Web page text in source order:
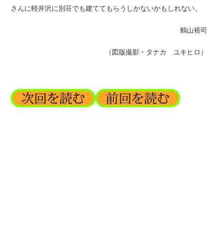
さんに軽井沢に別荘でも建ててもらうしかないかもしれない。
鶴山裕司
（図版撮影・タナカ ユキヒロ）